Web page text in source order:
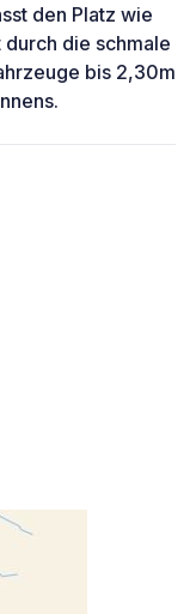
den Platz wie
die schmale
bis 2,30m